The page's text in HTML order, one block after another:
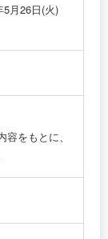
5月26日(火)
をもとに、